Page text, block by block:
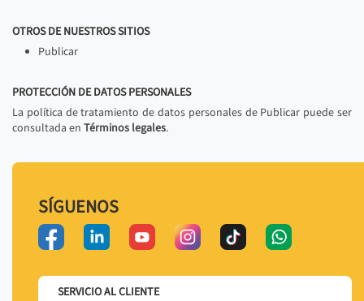
OTROS DE NUESTROS SITIOS
Publicar
PROTECCIÓN DE DATOS PERSONALES
La política de tratamiento de datos personales de Publicar puede ser
consultada en Términos legales.
SÍGUENOS
SERVICIO AL CLIENTE